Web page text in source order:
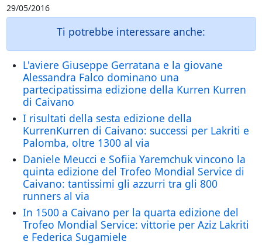
29/05/2016
Ti potrebbe interessare anche:
L'aviere Giuseppe Gerratana e la giovane
Alessandra Falco dominano una
partecipatissima edizione della Kurren Kurren
di Caivano
I risultati della sesta edizione della
KurrenKurren di Caivano: successi per Lakriti e
Palomba, oltre 1300 al via
Daniele Meucci e Sofiia Yaremchuk vincono la
quinta edizione del Trofeo Mondial Service di
Caivano: tantissimi gli azzurri tra gli 800
runners al via
In 1500 a Caivano per la quarta edizione del
Trofeo Mondial Service: vittorie per Aziz Lakriti
e Federica Sugamiele